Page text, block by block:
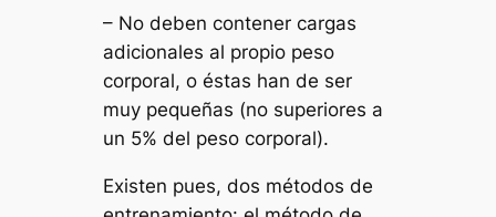
– No deben contener cargas
adicionales al propio peso
corporal, o éstas han de ser
muy pequeñas (no superiores a
un 5% del peso corporal).
Existen pues, dos métodos de